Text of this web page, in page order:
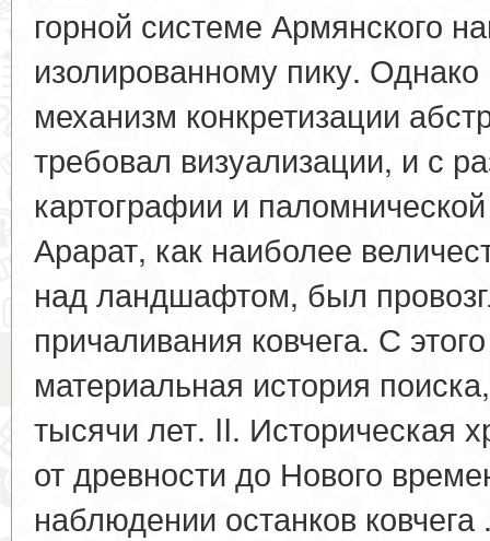
горной системе Армянского
изолированному пику. Однако
механизм конкретизации
требовал визуализации, и с
картографии и
Арарат, как наиболее
над ландшафтом, был
причаливания ковчега. С
материальная история
тысячи лет. II. Историческая
от древности до Нового
наблюдении останков